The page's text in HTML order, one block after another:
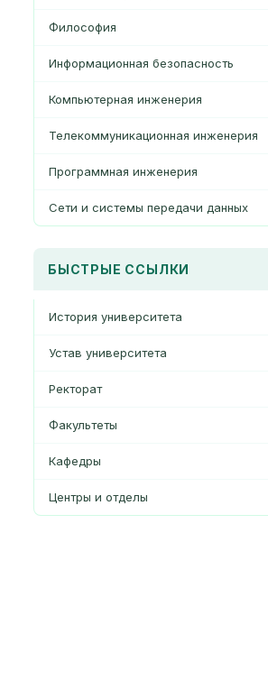
Философия
Информационная безопасность
Компьютерная инженерия
Телекоммуникационная инженерия
Программная инженерия
Сети и системы передачи данных
БЫСТРЫЕ ССЫЛКИ
История университета
Устав университета
Ректорат
Факультеты
Кафедры
Центры и отделы